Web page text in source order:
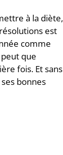
à la diète,
est
comme
que
fois. Et sans
bonnes